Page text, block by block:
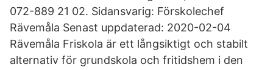
072-889 21 02. Sidansvarig: Förskolechef
Rävemåla Senast uppdaterad: 2020-02-04
Rävemåla Friskola är ett långsiktigt och stabilt
alternativ för grundskola och fritidshem i den